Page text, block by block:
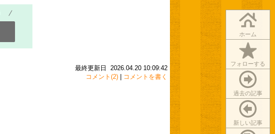
ホーム
フォローする
過去の記事
新しい記事
最終更新日 2026.04.20 10:09:42
コメント(2)| コメントを書く